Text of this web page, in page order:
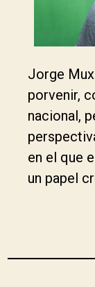
Jorge Mux
porvenir,
nacional,
en el que
un papel